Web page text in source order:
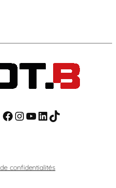
Facebook
Instagram
YouTube
LinkedIn
TikTok
confidentialités